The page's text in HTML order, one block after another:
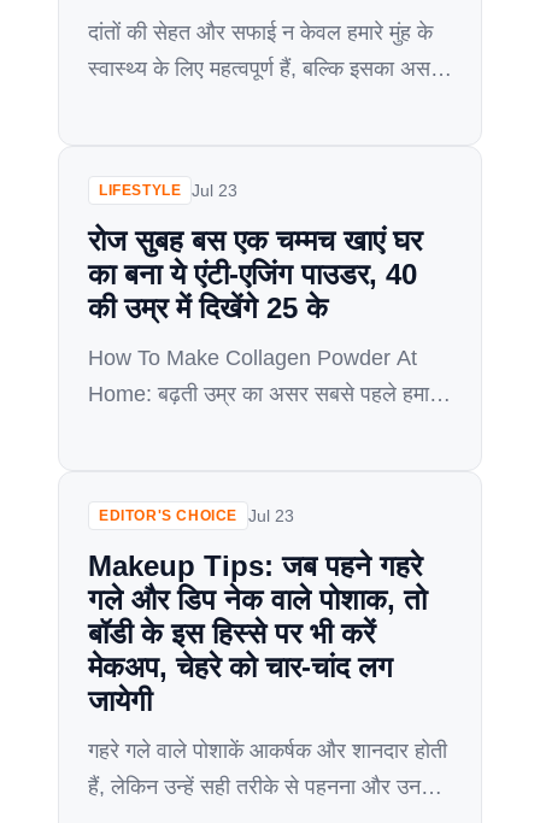
दांतों की सेहत और सफाई न केवल हमारे मुंह के
स्वास्थ्य के लिए महत्वपूर्ण हैं, बल्कि इसका असर
मुंह की देखभाल से दांत मजबूत हो सकते हैं और
LIFESTYLE Jul 23
रोज सुबह बस एक चम्मच खाएं घर
का बना ये एंटी-एजिंग पाउडर, 40
की उम्र में दिखेंगे 25 के
How To Make Collagen Powder At
Home: बढ़ती उम्र का असर सबसे पहले हमारे
(How To remove fine lines) नजर आने
प्रोडक्ट्स की तरफ रूख करते हैं. मार्केट में
उपलब्ध ये प्रोडक्ट्स […]
EDITOR'S CHOICE Jul 23
Makeup Tips: जब पहने गहरे
गले और डिप नेक वाले पोशाक, तो
बॉडी के इस हिस्से पर भी करें
मेकअप, चेहरे को चार-चांद लग
जायेगी
गहरे गले वाले पोशाकें आकर्षक और शानदार होती
हैं, लेकिन उन्हें सही तरीके से पहनना और उनके